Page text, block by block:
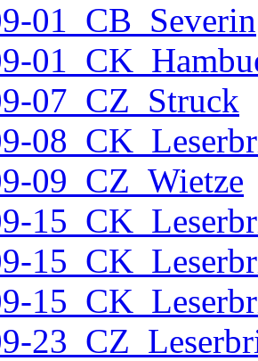
01_CB_Severin
07_CZ_Struck
09_CZ_Wietze